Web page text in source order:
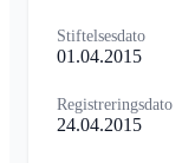
Stiftelsesdato
01.04.2015
Registreringsdato
24.04.2015